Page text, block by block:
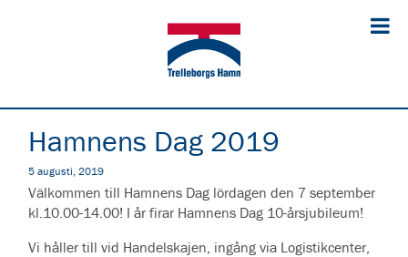
Hamnens Dag 2019
5 augusti, 2019
Välkommen till Hamnens Dag lördagen den 7 september
kl.10.00-14.00! I år firar Hamnens Dag 10-årsjubileum!
Vi håller till vid Handelskajen, ingång via Logistikcenter,